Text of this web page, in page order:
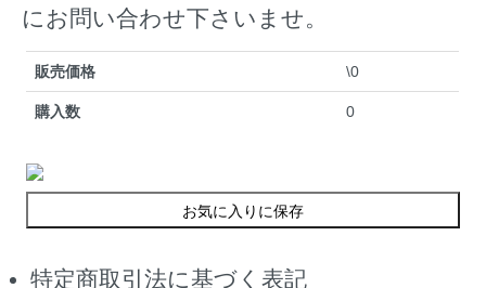
にお問い合わせ下さいませ。
販売価格 \0
購入数 0
お気に入りに保存
特定商取引法に基づく表記